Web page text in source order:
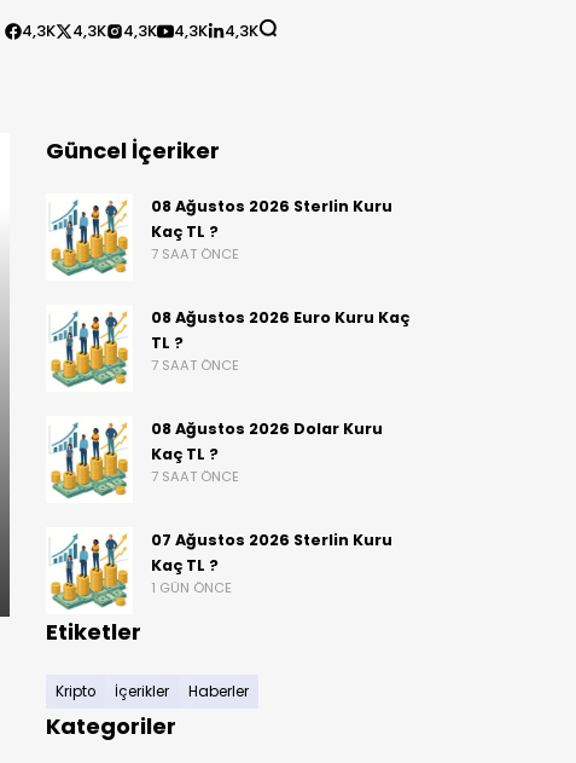
4,3K 4,3K 4,3K 4,3K 4,3K
Güncel İçeriker
08 Ağustos 2026 Sterlin Kuru
Kaç TL ?
7 SAAT ÖNCE
08 Ağustos 2026 Euro Kuru Kaç
TL ?
7 SAAT ÖNCE
08 Ağustos 2026 Dolar Kuru
Kaç TL ?
7 SAAT ÖNCE
07 Ağustos 2026 Sterlin Kuru
Kaç TL ?
1 GÜN ÖNCE
Etiketler
Kripto İçerikler Haberler
Kategoriler